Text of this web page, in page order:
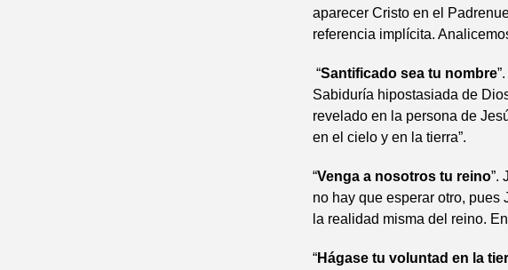
aparecer Cristo en el
referencia implícita.
“Santificado sea tu nombre
Sabiduría hipostasiada de
revelado en la persona de
en el cielo y en la tierra”.
“Venga a nosotros tu reino”.
no hay que esperar otro,
la realidad misma del reino.
“Hágase tu voluntad en la